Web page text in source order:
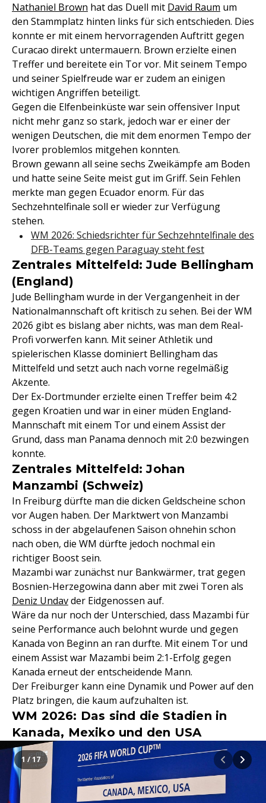
Nathaniel Brown hat das Duell mit David Raum um
den Stammplatz hinten links für sich entschieden. Dies
konnte er mit einem hervorragenden Auftritt gegen
Curacao direkt untermauern. Brown erzielte einen
Treffer und bereitete ein Tor vor. Mit seinem Tempo
und seiner Spielfreude war er zudem an einigen
wichtigen Angriffen beteiligt.
Gegen die Elfenbeinküste war sein offensiver Input
nicht mehr ganz so stark, jedoch war er einer der
wenigen Deutschen, die mit dem enormen Tempo der
Ivorer problemlos mitgehen konnten.
Brown gewann all seine sechs Zweikämpfe am Boden
und hatte seine Seite meist gut im Griff. Sein Fehlen
merkte man gegen Ecuador enorm. Für das
Sechzehntelfinale soll er wieder zur Verfügung
stehen.
WM 2026: Schiedsrichter für Sechzehntelfinale des
DFB-Teams gegen Paraguay steht fest
Zentrales Mittelfeld: Jude Bellingham
(England)
Jude Bellingham wurde in der Vergangenheit in der
Nationalmannschaft oft kritisch zu sehen. Bei der WM
2026 gibt es bislang aber nichts, was man dem Real-
Profi vorwerfen kann. Mit seiner Athletik und
spielerischen Klasse dominiert Bellingham das
Mittelfeld und setzt auch nach vorne regelmäßig
Akzente.
Der Ex-Dortmunder erzielte einen Treffer beim 4:2
gegen Kroatien und war in einer müden England-
Mannschaft mit einem Tor und einem Assist der
Grund, dass man Panama dennoch mit 2:0 bezwingen
konnte.
Zentrales Mittelfeld: Johan
Manzambi (Schweiz)
In Freiburg dürfte man die dicken Geldscheine schon
vor Augen haben. Der Marktwert von Manzambi
schoss in der abgelaufenen Saison ohnehin schon
nach oben, die WM dürfte jedoch nochmal ein
richtiger Boost sein.
Mazambi war zunächst nur Bankwärmer, trat gegen
Bosnien-Herzegowina dann aber mit zwei Toren als
Deniz Undavder Eidgenossen auf.
Wäre da nur noch der Unterschied, dass Mazambi für
seine Performance auch belohnt wurde und gegen
Kanada von Beginn an ran durfte. Mit einem Tor und
einem Assist war Mazambi beim 2:1-Erfolg gegen
Kanada erneut der entscheidende Mann.
Der Freiburger kann eine Dynamik und Power auf den
Platz bringen, die kaum aufzuhalten ist.
WM 2026: Das sind die Stadien in
Kanada, Mexiko und den USA
1 / 17